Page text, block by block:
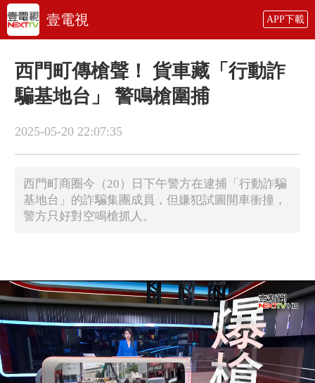
壹電視 APP下載
西門町傳槍聲！ 貨車藏「行動詐
騙基地台」 警鳴槍圍捕
2025-05-20 22:07:35
西門町商圈今（20）日下午警方在逮捕「行動詐騙
基地台」的詐騙集團成員，但嫌犯試圖開車衝撞，
警方只好對空鳴槍抓人。